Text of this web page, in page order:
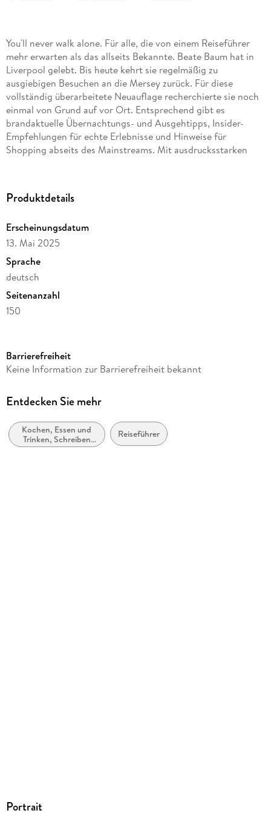
You'll never walk alone. Für alle, die von einem Reiseführer
mehr erwarten als das allseits Bekannte. Beate Baum hat in
Liverpool gelebt. Bis heute kehrt sie regelmäßig zu
ausgiebigen Besuchen an die Mersey zurück. Für diese
vollständig überarbeitete Neuauflage recherchierte sie noch
einmal von Grund auf vor Ort. Entsprechend gibt es
brandaktuelle Übernachtungs- und Ausgehtipps, Insider-
Empfehlungen für echte Erlebnisse und Hinweise für
Shopping abseits des Mainstreams. Mit ausdrucksstarken
Produktdetails
Erscheinungsdatum
13. Mai 2025
Sprache
deutsch
Seitenanzahl
150
Autor/Autorin
Verlag/Hersteller
Kopierschutz
ohne Kopierschutz
Barrierefreiheit
Keine Information zur Barrierefreiheit bekannt
Entdecken Sie mehr
Kochen, Essen und
Trinken, Schreiben
über Lebensmittel,
Reiseführer
Portrait